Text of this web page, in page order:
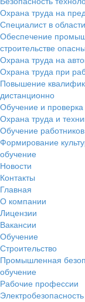
Охрана труда на
Специалист в
Обеспечение
строительстве
Охрана труда на
Охрана труда при
Повышение
дистанционно
Обучение и
Охрана труда и
Обучение
Формирование
обучение
Новости
Контакты
Главная
О компании
Лицензии
Вакансии
Обучение
Строительство
Промышленная
обучение
Рабочие профессии
Электробезопасность